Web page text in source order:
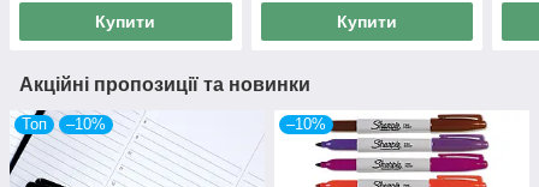
Купити Купити
Акційні пропозиції та новинки
Топ –10% –10%